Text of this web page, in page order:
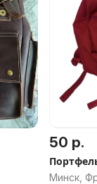
50 р.
Минск,